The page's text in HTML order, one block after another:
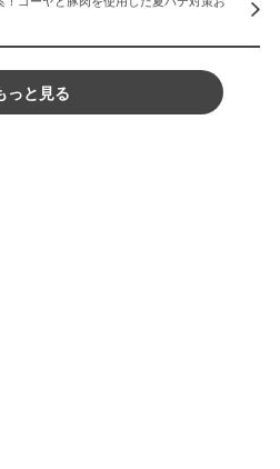
っと見る